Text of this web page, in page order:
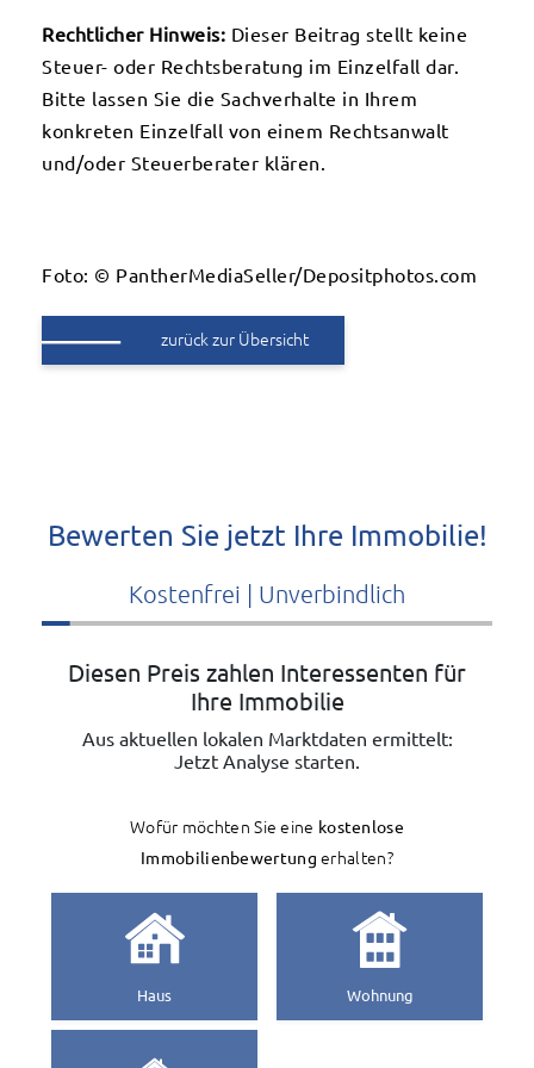
Rechtlicher Hinweis: Dieser Beitrag stellt keine
Steuer- oder Rechtsberatung im Einzelfall dar.
Bitte lassen Sie die Sachverhalte in Ihrem
konkreten Einzelfall von einem Rechtsanwalt
und/oder Steuerberater klären.
Foto: © PantherMediaSeller/Depositphotos.com
zurück zur Übersicht
Bewerten Sie jetzt Ihre Immobilie!
Kostenfrei | Unverbindlich
Diesen Preis zahlen Interessenten für
Ihre Immobilie
Aus aktuellen lokalen Marktdaten ermittelt:
Jetzt Analyse starten.
Wofür möchten Sie eine kostenlose
Immobilienbewertung erhalten?
Haus Wohnung